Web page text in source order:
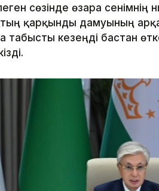
сөзінде өзара сенімнің
қарқынды дамуының
табысты кезеңді бастан